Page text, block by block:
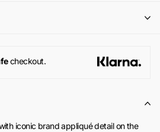
si invita a consultare la sezione
checkout.
iconic brand appliqué detail on the